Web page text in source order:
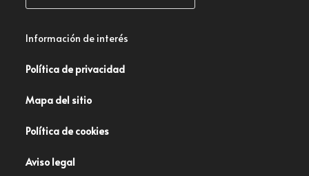
Información de interés
Política de privacidad
Mapa del sitio
Política de cookies
Aviso legal